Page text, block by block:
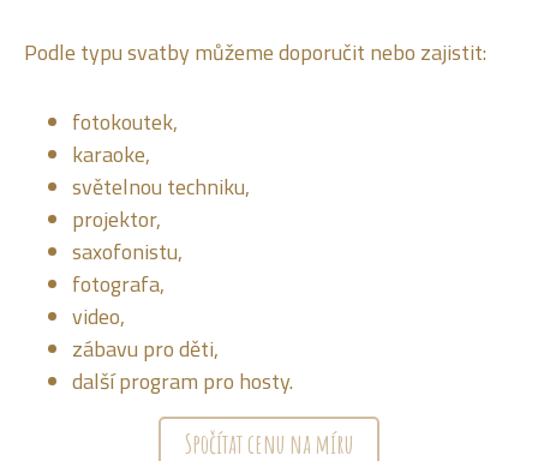
Podle typu svatby můžeme doporučit nebo zajistit:
fotokoutek,
karaoke,
světelnou techniku,
projektor,
saxofonistu,
fotografa,
video,
zábavu pro děti,
další program pro hosty.
Spočítat cenu na míru